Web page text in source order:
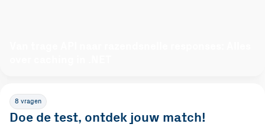
8 vragen
Doe de test, ontdek jouw match!